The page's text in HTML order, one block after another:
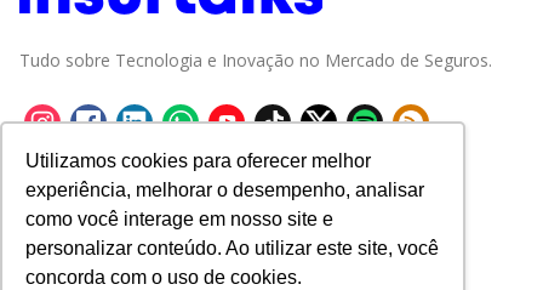
Utilizamos cookies para oferecer melhor
experiência, melhorar o desempenho, analisar
como você interage em nosso site e
personalizar conteúdo. Ao utilizar este site, você
concorda com o uso de cookies.
Tudo sobre Tecnologia e Inovação no Mercado de Seguros.